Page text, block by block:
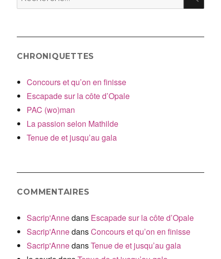
pour
CHRONIQUETTES
Concours et qu’on en finisse
Escapade sur la côte d’Opale
PAC (wo)man
La passion selon Mathilde
Tenue de et jusqu’au gala
COMMENTAIRES
Sacrip'Annedans Escapade sur la côte d’Opale
Sacrip'AnnedansConcours et qu’on en finisse
Sacrip'AnnedansTenue de et jusqu’au gala